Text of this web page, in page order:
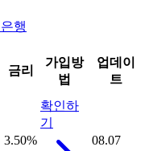
은행
금리
가입방
법
업데이
트
3.50%
확인하
기
08.07